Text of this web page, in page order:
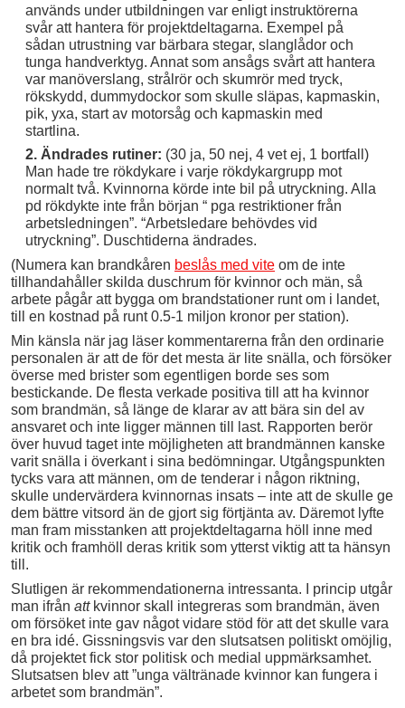
används under utbildningen var enligt instruktörerna
svår att hantera för projektdeltagarna. Exempel på
sådan utrustning var bärbara stegar, slanglådor och
tunga handverktyg. Annat som ansågs svårt att hantera
var manöverslang, strålrör och skumrör med tryck,
rökskydd, dummydockor som skulle släpas, kapmaskin,
pik, yxa, start av motorsåg och kapmaskin med
startlina.
2. Ändrades rutiner: (30 ja, 50 nej, 4 vet ej, 1 bortfall)
Man hade tre rökdykare i varje rökdykargrupp mot
normalt två. Kvinnorna körde inte bil på utryckning. Alla
pd rökdykte inte från början “ pga restriktioner från
arbetsledningen”. “Arbetsledare behövdes vid
utryckning”. Duschtiderna ändrades.
(Numera kan brandkåren beslås med vite om de inte
tillhandahåller skilda duschrum för kvinnor och män, så
arbete pågår att bygga om brandstationer runt om i landet,
till en kostnad på runt 0.5-1 miljon kronor per station).
Min känsla när jag läser kommentarerna från den ordinarie
personalen är att de för det mesta är lite snälla, och försöker
överse med brister som egentligen borde ses som
bestickande. De flesta verkade positiva till att ha kvinnor
som brandmän, så länge de klarar av att bära sin del av
ansvaret och inte ligger männen till last. Rapporten berör
över huvud taget inte möjligheten att brandmännen kanske
varit snälla i överkant i sina bedömningar. Utgångspunkten
tycks vara att männen, om de tenderar i någon riktning,
skulle undervärdera kvinnornas insats – inte att de skulle ge
dem bättre vitsord än de gjort sig förtjänta av. Däremot lyfte
man fram misstanken att projektdeltagarna höll inne med
kritik och framhöll deras kritik som ytterst viktig att ta hänsyn
till.
Slutligen är rekommendationerna intressanta. I princip utgår
man ifrån attkvinnor skall integreras som brandmän, även
om försöket inte gav något vidare stöd för att det skulle vara
en bra idé. Gissningsvis var den slutsatsen politiskt omöjlig,
då projektet fick stor politisk och medial uppmärksamhet.
Slutsatsen blev att ”unga vältränade kvinnor kan fungera i
arbetet som brandmän”.